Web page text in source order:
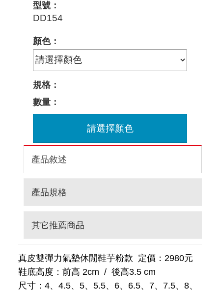
型號：
DD154
顏色：
規格：
數量：
請選擇顏色
產品敘述
產品規格
其它推薦商品
真皮雙彈力氣墊休閒鞋芋粉款 定價：2980元
鞋底高度：前高 2cm / 後高3.5 cm
尺寸：4、4.5、5、5.5、6、6.5、7、7.5、8、